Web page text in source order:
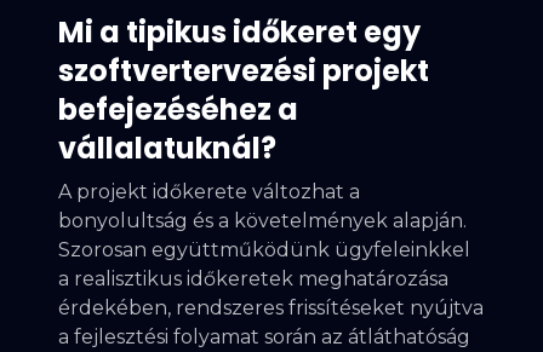
Mi a tipikus időkeret egy
szoftvertervezési projekt
befejezéséhez a
vállalatuknál?
A projekt időkerete változhat a
bonyolultság és a követelmények alapján.
Szorosan együttműködünk ügyfeleinkkel
a realisztikus időkeretek meghatározása
érdekében, rendszeres frissítéseket nyújtva
a fejlesztési folyamat során az átláthatóság